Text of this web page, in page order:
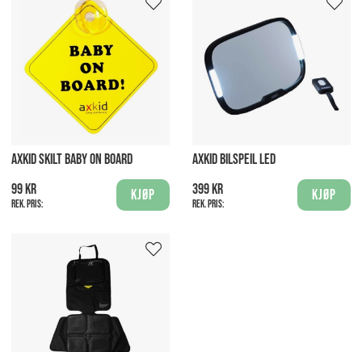
AXKID SKILT BABY ON BOARD
99 kr
Rek. pris:
Kjøp
AXKID BILSPEIL LED
399 kr
Rek. pris:
Kjøp